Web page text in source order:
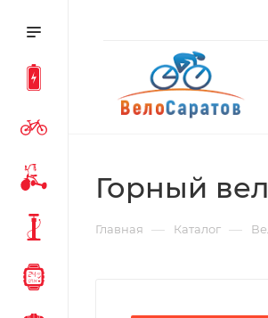
Горный
Главная — Каталог —